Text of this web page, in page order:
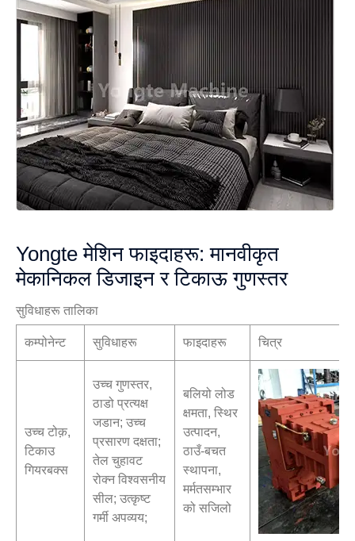
Yongte मेशिन फाइदाहरू: मानवीकृत
मेकानिकल डिजाइन र टिकाऊ गुणस्तर
सुविधाहरू तालिका
कम्पोनेन्ट सुविधाहरू फाइदाहरू चित्र
उच्च टोक़,
टिकाउ
गियरबक्स
उच्च गुणस्तर,
ठाडो प्रत्यक्ष
जडान; उच्च
प्रसारण दक्षता;
तेल चुहावट
रोक्न विश्वसनीय
सील; उत्कृष्ट
गर्मी अपव्यय;
बलियो लोड
क्षमता, स्थिर
उत्पादन,
ठाउँ-बचत
स्थापना,
मर्मतसम्भार
को सजिलो